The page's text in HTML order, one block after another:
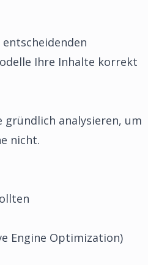
Ihre Inhalte korrekt
gründlich analysieren, um
nicht.
Engine Optimization)